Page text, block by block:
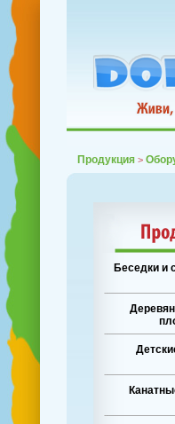
Продукция >
Беседки и